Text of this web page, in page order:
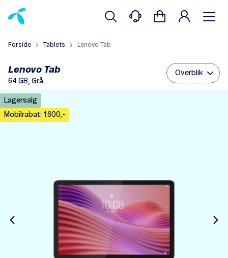
Forside Tablets Lenovo Tab
Lenovo Tab
64 GB, Grå
Overblik
Lagersalg
Mobilrabat: 1.600,-